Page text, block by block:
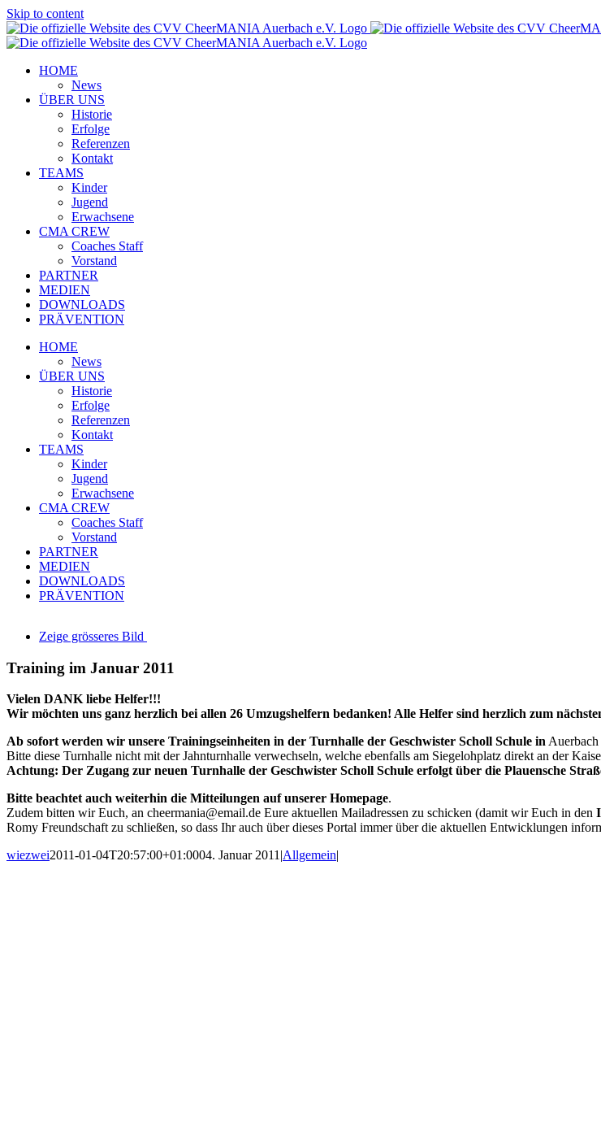
Skip to content
HOME
News
ÜBER UNS
Historie
Erfolge
Referenzen
Kontakt
TEAMS
Kinder
Jugend
Erwachsene
CMA CREW
Coaches Staff
Vorstand
PARTNER
MEDIEN
DOWNLOADS
PRÄVENTION
HOME
News
ÜBER UNS
Historie
Erfolge
Referenzen
Kontakt
TEAMS
Kinder
Jugend
Erwachsene
CMA CREW
Coaches Staff
Vorstand
PARTNER
MEDIEN
DOWNLOADS
PRÄVENTION
Zeige grösseres Bild
Training im Januar 2011
Vielen DANK liebe Helfer!!!
Wir möchten uns ganz herzlich bei allen 26 Umzugshelfern bedanken! Alle Helfer sind herzlich zum
Ab sofort werden wir unsere Trainingseinheiten in der Turnhalle der Geschwister Scholl Schule in
Bitte diese Turnhalle nicht mit der Jahnturnhalle verwechseln, welche ebenfalls am Siegelohplatz direkt an der
Achtung: Der Zugang zur neuen Turnhalle der Geschwister Scholl Schule erfolgt über die Plauensche
Bitte beachtet auch weiterhin die Mitteilungen auf unserer Homepage.
Zudem bitten wir Euch, an cheermania@email.de Eure aktuellen Mailadressen zu schicken (damit wir Euch in den
Romy Freundschaft zu schließen, so dass Ihr auch über dieses Portal immer über die aktuellen Entwicklungen
wiezwei2011-01-04T20:57:00+01:0004. Januar 2011|Allgemein|